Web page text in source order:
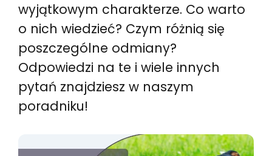
wyjątkowym charakterze. Co warto
o nich wiedzieć? Czym różnią się
poszczególne odmiany?
Odpowiedzi na te i wiele innych
pytań znajdziesz w naszym
poradniku!